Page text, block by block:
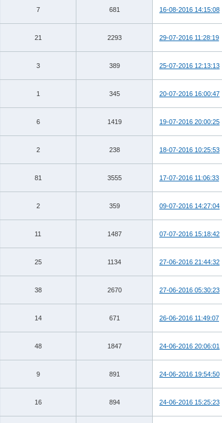
7 681 16-08-2016 14:15:08
21 2293 29-07-2016 11:28:19
3 389 25-07-2016 12:13:13
1 345 20-07-2016 16:00:47
6 1419 19-07-2016 20:00:25
2 238 18-07-2016 10:25:53
81 3555 17-07-2016 11:06:33
2 359 09-07-2016 14:27:04
11 1487 07-07-2016 15:18:42
25 1134 27-06-2016 21:44:32
38 2670 27-06-2016 05:30:23
14 671 26-06-2016 11:49:07
48 1847 24-06-2016 20:06:01
9 891 24-06-2016 19:54:50
16 894 24-06-2016 15:25:23